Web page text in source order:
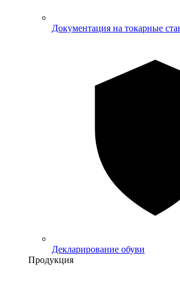
Документация на токарные
Декларирование обуви
Продукция